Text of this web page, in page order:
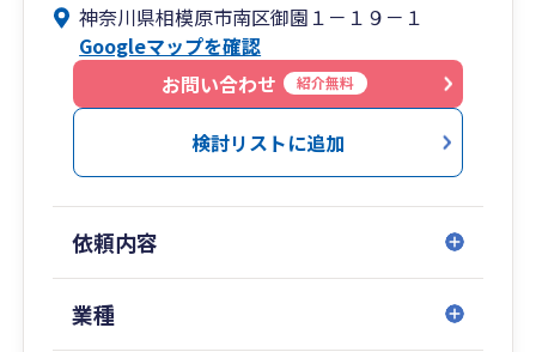
神奈川県相模原市南区御園１－１９－１
Googleマップを確認
お問い合わせ
紹介無料
検討リストに追加
依頼内容
業種